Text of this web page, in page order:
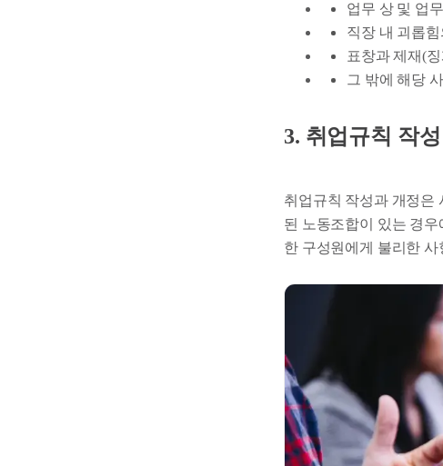
업무 상 및 업
직장 내 괴롭
표창과 제재(
그 밖에 해당
3. 취업규칙 작
취업규칙 작성과 개정은
된 노동조합이 있는 경
한 구성원에게 불리한